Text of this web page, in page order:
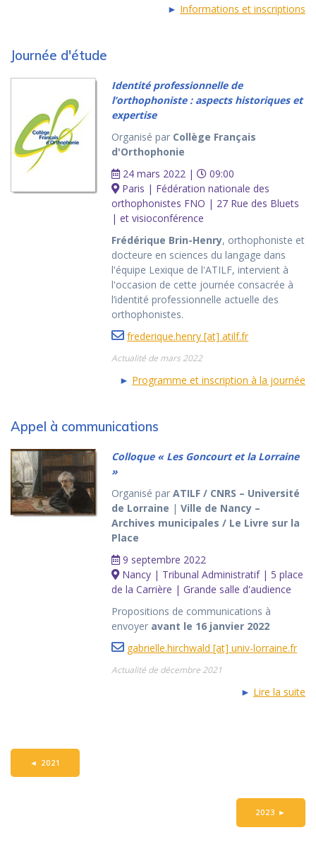
► Informations et inscriptions
Journée d'étude
Identité professionnelle de
l’orthophoniste : aspects historiques et
expertise
Organisé par Collège Français
d'Orthophonie
24 mars 2022 |
09:00
Paris | Fédération nationale des
orthophonistes FNO | 27 Rue des Bluets
| et visioconférence
Frédérique Brin-Henry, orthophoniste et
docteure en sciences du langage dans
l'équipe Lexique de l'ATILF, intervient à
l'occasion de cette journée consacrée à
l’identité professionnelle actuelle des
orthophonistes.
frederique.henry [at] atilf.fr
Actualité de mars 2022
► Programme et inscription à la journée
Appel à communications
Colloque « Les Goncourt et la Lorraine
»
Organisé parATILF / CNRS – Université
de Lorraine |Ville de Nancy –
Archives municipales / Le Livre sur la
Place
9 septembre 2022
Nancy | Tribunal Administratif | 5 place
de la Carrière | Grande salle d'audience
Propositions de communications à
envoyer avant le 16 janvier 2022
gabrielle.hirchwald [at] univ-lorraine.fr
Actualité de décembre 2021
► Lire la suite
◄ 2021
2023 ►